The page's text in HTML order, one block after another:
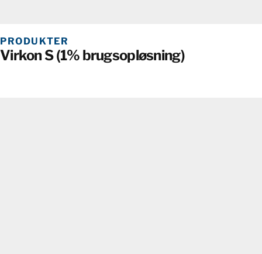
PRODUKTER
Virkon S (1% brugsopløsning)